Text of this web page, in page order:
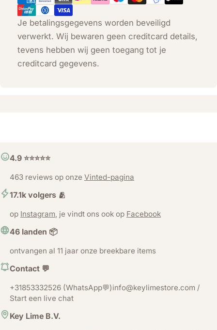
Je betalingsgegevens worden beveiligd
verwerkt. Wij bewaren geen creditcard details,
tevens hebben wij geen toegang tot je
creditcard gegevens.
4.9 ⭐️⭐️⭐️⭐️⭐️
463 reviews op onze Vinted-pagina
17.1k volgers 🫂
op Instagram, je vindt ons ook op Facebook
46 landen 📦
ontvangen al 11 jaar onze breekbare items
Contact 💬
+31853332526 (WhatsApp💬)info@keylimestore.com /
Start een live chat
Key Lime B.V.